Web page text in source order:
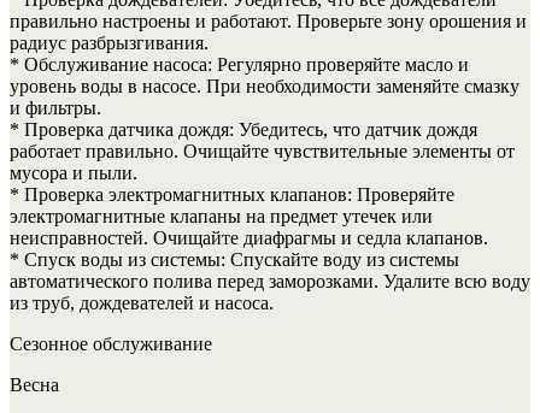
правильно настроены и работают. Проверьте зону орошения и
радиус разбрызгивания.
* Обслуживание насоса: Регулярно проверяйте масло и
уровень воды в насосе. При необходимости заменяйте смазку
и фильтры.
* Проверка датчика дождя: Убедитесь, что датчик дождя
работает правильно. Очищайте чувствительные элементы от
мусора и пыли.
* Проверка электромагнитных клапанов: Проверяйте
электромагнитные клапаны на предмет утечек или
неисправностей. Очищайте диафрагмы и седла клапанов.
* Спуск воды из системы: Спускайте воду из системы
автоматического полива перед заморозками. Удалите всю воду
из труб, дождевателей и насоса.
Сезонное обслуживание
Весна